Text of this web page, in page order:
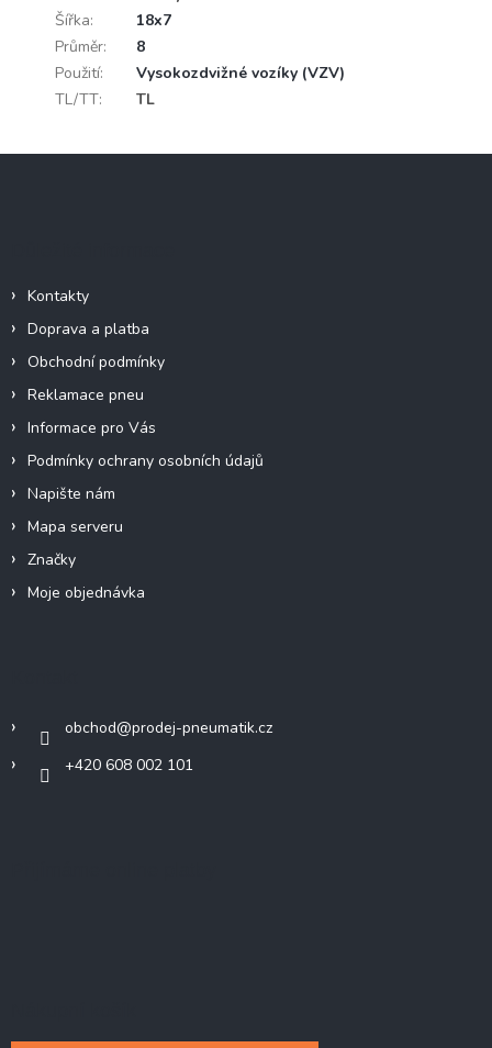
Šířka:
18x7
Průměr:
8
Použití:
Vysokozdvižné vozíky (VZV)
TL/TT: TL
Kontakty
Doprava a platba
Obchodní podmínky
Reklamace pneu
Informace pro Vás
Podmínky ochrany osobních údajů
Napište nám
Mapa serveru
Značky
Moje objednávka
obchod@prodej-pneumatik.cz
+420 608 002 101